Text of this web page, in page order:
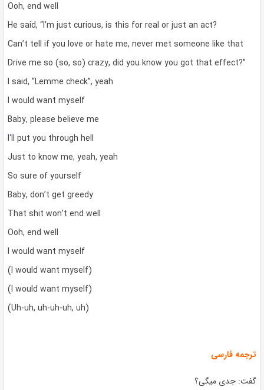
Ooh, end well
He said, “I’m just curious, is this for real or just an act?
Can’t tell if you love or hate me, never met someone like that
Drive me so (so, so) crazy, did you know you got that effect?”
I said, “Lemme check”, yeah
I would want myself
Baby, please believe me
I‘ll put you through hell
Just to know me, yeah, yeah
So sure of yourself
Baby, don’t get greedy
That shit won’t end well
Ooh, end well
I would want myself
(I would want myself)
(I would want myself)
(Uh-uh, uh-uh-uh, uh)
ترجمه فارسی
گفت: جدی میگی؟